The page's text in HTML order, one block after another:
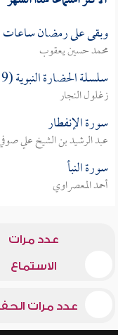
وبقى على رمضان ساعات
محمد حسين يعقوب
سلسلة الحضارة النبوية (19) - الخَلقُ من الرزق
زغلول النجار
سورة الإنفطار
عبد الرشيد بن الشيخ علي
سورة النبأ
أحمد المعصراوي
عدد مرات
الاستماع
عدد مرات